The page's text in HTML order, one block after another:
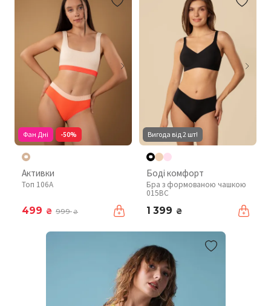
Фан Дні -50%
Активки
Топ 106A
499 ₴ 999₴
Вигода від 2 шт!
Боді комфорт
Бра з формованою чашкою
015BC
1 399 ₴